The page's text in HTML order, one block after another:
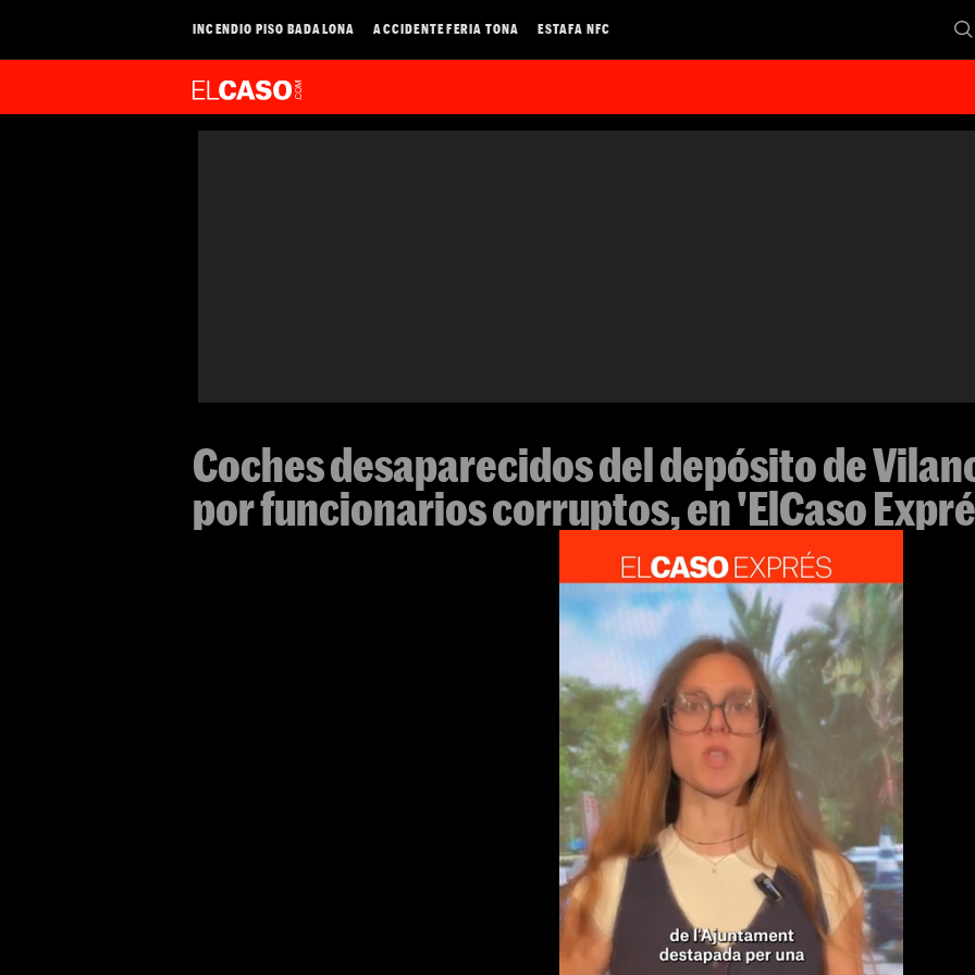
INCENDIO PISO BADALONA ACCIDENTE FERIA TONA ESTAFA NFC
Coches desaparecidos del depósito de
por funcionarios corruptos, en 'ElCaso